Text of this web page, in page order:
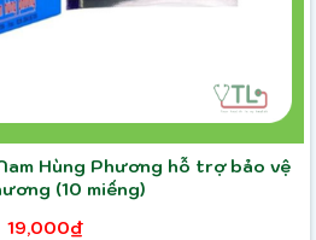
Hùng Phương hỗ trợ bảo vệ
(10 miếng)
19,000₫